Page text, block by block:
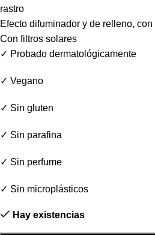
rastro
Efecto difuminador y de relleno,
Con filtros solares
✓ Probado dermatológicamente
✓ Vegano
✓ Sin gluten
✓ Sin parafina
✓ Sin perfume
✓ Sin microplásticos
Hay existencias